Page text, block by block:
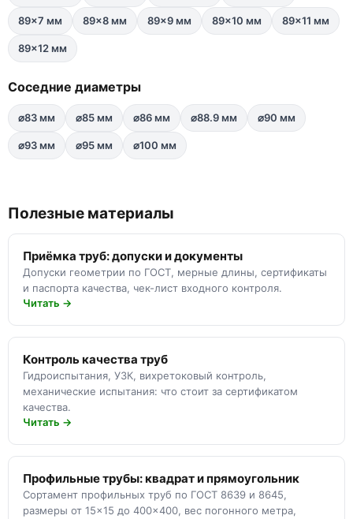
89×7 мм 89×8 мм 89×9 мм 89×10 мм 89×11 мм
89×12 мм
Соседние диаметры
⌀83 мм ⌀85 мм ⌀86 мм ⌀88.9 мм ⌀90 мм
⌀93 мм ⌀95 мм ⌀100 мм
Полезные материалы
Приёмка труб: допуски и документы
Допуски геометрии по ГОСТ, мерные длины, сертификаты
и паспорта качества, чек-лист входного контроля.
Читать →
Контроль качества труб
Гидроиспытания, УЗК, вихретоковый контроль,
механические испытания: что стоит за сертификатом
качества.
Читать →
Профильные трубы: квадрат и прямоугольник
Сортамент профильных труб по ГОСТ 8639 и 8645,
размеры от 15×15 до 400×400, вес погонного метра,